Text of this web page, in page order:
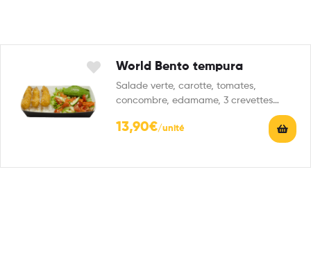
World Bento tempura
Salade verte, carotte, tomates,
concombre, edamame, 3 crevettes
tempura, riz vinaigré et 1 sauce au…
13,90€